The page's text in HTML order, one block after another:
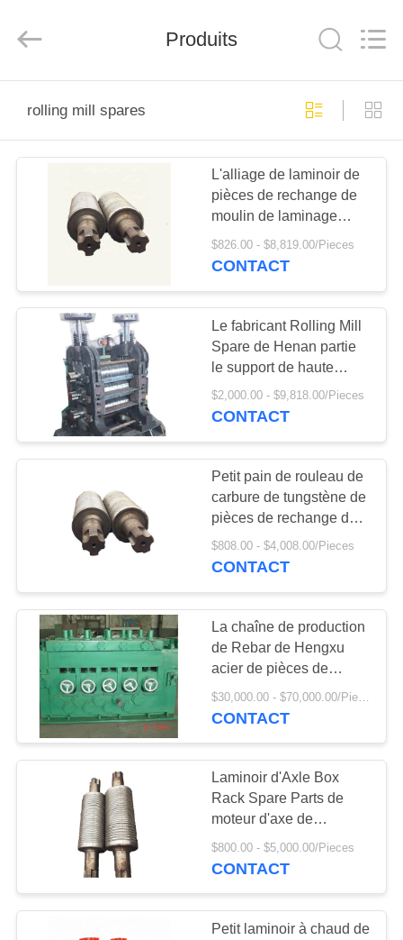
PRODUITS
PROPOS
NOUS
VISITE
D'USINE
CONTRÔLE
DE
QUALITÉ
CONTACT
DEMANDE
SOUMISSION
PLAN
PRIVACY
POLICY
Manufacture
Produits
rolling mill spares
L'alliage de laminoir de
pièces de rechange de
moulin de laminage
d'acier a moulé le
rouleau en acier de
$826.00 - $8,819.00/Pieces
CONTACT
Le fabricant Rolling Mill
Spare de Henan partie
le support de haute
qualité de moulin de
laminage d'acier
$2,000.00 - $9,818.00/Pieces
CONTACT
Petit pain de rouleau de
carbure de tungstène de
pièces de rechange de
laminoir de moulin de
laminage d'acier
$808.00 - $4,008.00/Pieces
CONTACT
La chaîne de production
de Rebar de Hengxu
acier de pièces de
rechange de laminoir se
redressent
CONTACT
Laminoir d'Axle Box
Rack Spare Parts de
moteur d'axe de
réducteur de rouleau
$800.00 - $5,000.00/Pieces
CONTACT
Petit laminoir à chaud de